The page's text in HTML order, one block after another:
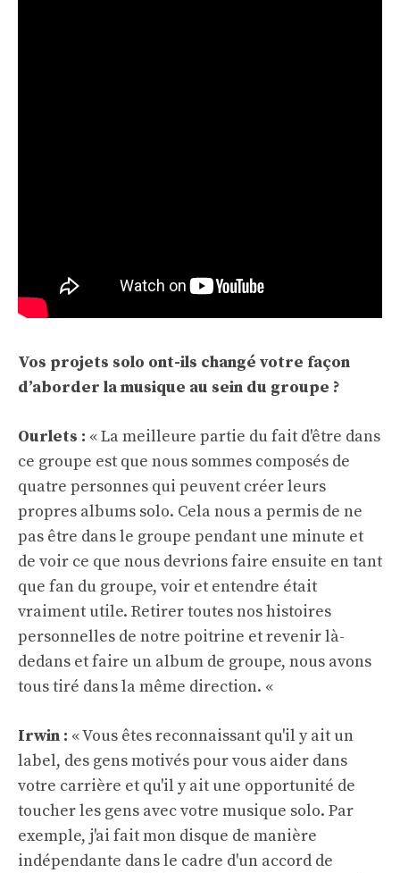
Vos projets solo ont-ils changé votre façon
d’aborder la musique au sein du groupe ?
Ourlets : « La meilleure partie du fait d'être dans
ce groupe est que nous sommes composés de
quatre personnes qui peuvent créer leurs
propres albums solo. Cela nous a permis de ne
pas être dans le groupe pendant une minute et
de voir ce que nous devrions faire ensuite en tant
que fan du groupe, voir et entendre était
vraiment utile. Retirer toutes nos histoires
personnelles de notre poitrine et revenir là-
dedans et faire un album de groupe, nous avons
tous tiré dans la même direction. «
Irwin : « Vous êtes reconnaissant qu'il y ait un
label, des gens motivés pour vous aider dans
votre carrière et qu'il y ait une opportunité de
toucher les gens avec votre musique solo. Par
exemple, j'ai fait mon disque de manière
indépendante dans le cadre d'un accord de